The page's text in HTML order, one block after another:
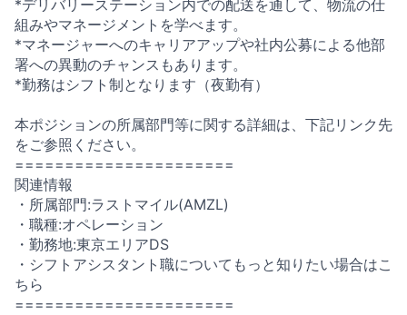
*デリバリーステーション内での配送を通して、物流の仕
組みやマネージメントを学べます。
*マネージャーへのキャリアアップや社内公募による他部
署への異動のチャンスもあります。
*勤務はシフト制となります（夜勤有）
本ポジションの所属部門等に関する詳細は、下記リンク先
をご参照ください。
======================
関連情報
・所属部門:ラストマイル(AMZL)
・職種:オペレーション
・勤務地:東京エリアDS
・シフトアシスタント職についてもっと知りたい場合はこ
ちら
======================